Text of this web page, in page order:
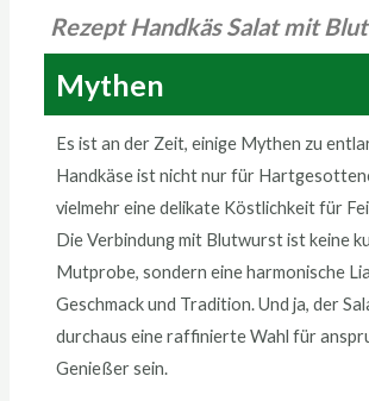
Rezept Handkäs Salat mit
Mythen
Es ist an der Zeit, einige Mythen zu
Handkäse ist nicht nur für
vielmehr eine delikate Köstlichkeit für
Die Verbindung mit Blutwurst ist keine
Mutprobe, sondern eine harmonische
Geschmack und Tradition. Und ja, der
durchaus eine raffinierte Wahl für
Genießer sein.